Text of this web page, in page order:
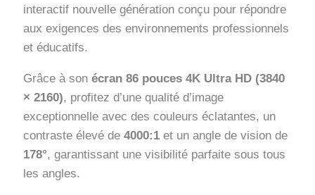
interactif nouvelle génération conçu pour répondre
aux exigences des environnements professionnels
et éducatifs.
Grâce à sonécran 86 pouces 4K Ultra HD (3840
× 2160), profitez d’une qualité d’image
exceptionnelle avec des couleurs éclatantes, un
contraste élevé de4000:1 et un angle de vision de
178°, garantissant une visibilité parfaite sous tous
les angles.